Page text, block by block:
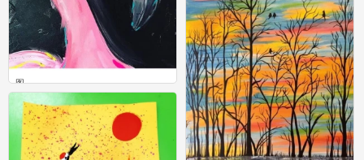
图
0